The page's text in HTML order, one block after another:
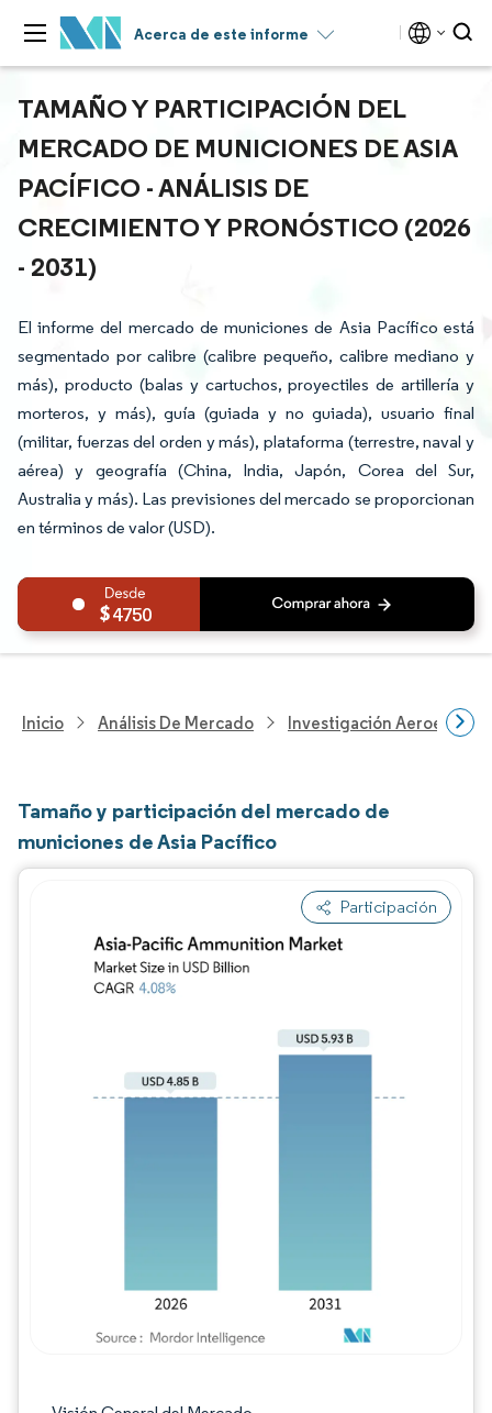
Acerca de este informe
TAMAÑO Y PARTICIPACIÓN DEL
MERCADO DE MUNICIONES DE ASIA
PACÍFICO - ANÁLISIS DE
CRECIMIENTO Y PRONÓSTICO (2026
- 2031)
El informe del mercado de municiones de Asia Pacífico está
segmentado por calibre (calibre pequeño, calibre mediano y
más), producto (balas y cartuchos, proyectiles de artillería y
morteros, y más), guía (guiada y no guiada), usuario final
(militar, fuerzas del orden y más), plataforma (terrestre, naval y
aérea) y geografía (China, India, Japón, Corea del Sur,
Australia y más). Las previsiones del mercado se proporcionan
en términos de valor (USD).
4750
Inicio Análisis De Mercado Investigación
Tamaño y participación del mercado de
municiones de Asia Pacífico
Participación